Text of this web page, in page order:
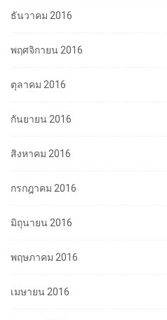
ธันวาคม 2016
พฤศจิกายน 2016
ตุลาคม 2016
กันยายน 2016
สิงหาคม 2016
กรกฎาคม 2016
มิถุนายน 2016
พฤษภาคม 2016
เมษายน 2016